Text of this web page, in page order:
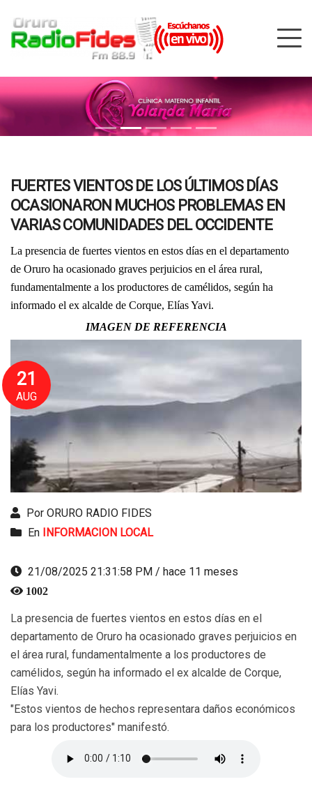
FUERTES VIENTOS DE LOS ÚLTIMOS DÍAS
OCASIONARON MUCHOS PROBLEMAS EN
VARIAS COMUNIDADES DEL OCCIDENTE
La presencia de fuertes vientos en estos días en el departamento
de Oruro ha ocasionado graves perjuicios en el área rural,
fundamentalmente a los productores de camélidos, según ha
informado el ex alcalde de Corque, Elías Yavi.
IMAGEN DE REFERENCIA
21
AUG
Por ORURO RADIO FIDES
En
INFORMACION LOCAL
21/08/2025 21:31:58 PM / hace 11 meses
1002
La presencia de fuertes vientos en estos días en el
departamento de Oruro ha ocasionado graves perjuicios en
el área rural, fundamentalmente a los productores de
camélidos, según ha informado el ex alcalde de Corque,
Elías Yavi.
"Estos vientos de hechos representara daños económicos
para los productores" manifestó.